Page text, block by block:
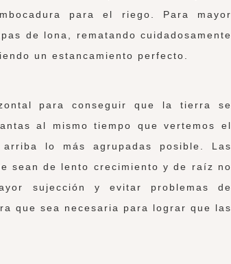
para el riego. Para mayor
de lona, rematando cuidadosamente
un estancamiento perfecto.
para conseguir que la tierra se
al mismo tiempo que vertemos el
lo más agrupadas posible. Las
sean de lento crecimiento y de raíz no
sujección y evitar problemas de
que sea necesaria para lograr que las